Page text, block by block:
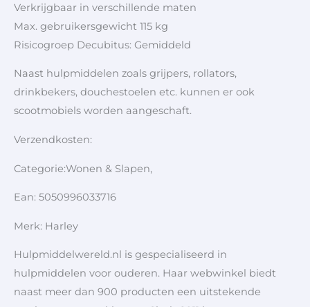
Verkrijgbaar in verschillende maten
Max. gebruikersgewicht 115 kg
Risicogroep Decubitus: Gemiddeld
Naast hulpmiddelen zoals grijpers, rollators,
drinkbekers, douchestoelen etc. kunnen er ook
scootmobiels worden aangeschaft.
Verzendkosten:
Categorie:Wonen & Slapen,
Ean: 5050996033716
Merk: Harley
Hulpmiddelwereld.nl is gespecialiseerd in
hulpmiddelen voor ouderen. Haar webwinkel biedt
naast meer dan 900 producten een uitstekende